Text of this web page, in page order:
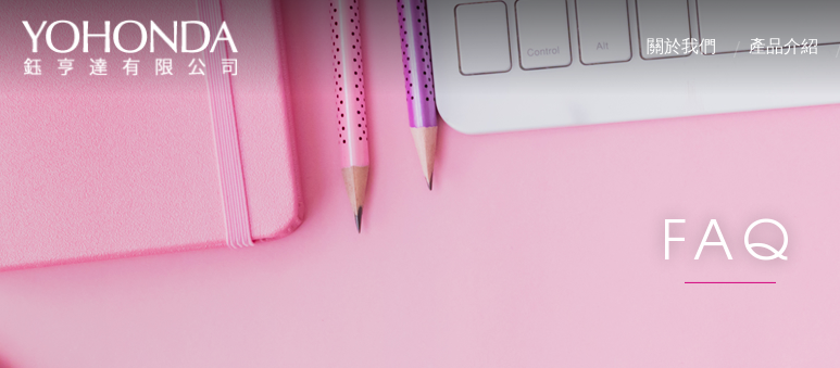
關於我們 產品介紹
FAQ